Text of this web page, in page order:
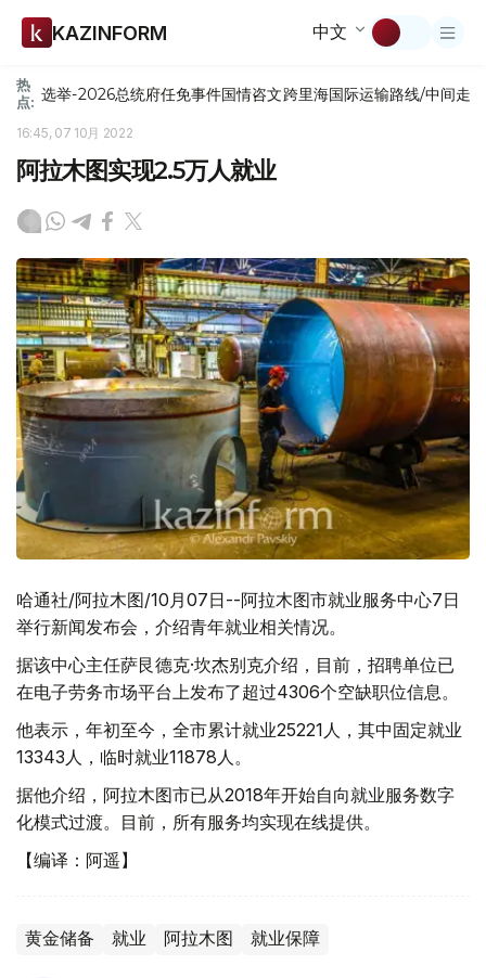
KAZINFORM 中文
热
点: 选举-2026总统府任免事件国情咨文跨里海国际运输路线/中间走廊
16:45, 07 10月 2022
阿拉木图实现2.5万人就业
哈通社/阿拉木图/10月07日--阿拉木图市就业服务中心7日
举行新闻发布会，介绍青年就业相关情况。
据该中心主任萨艮德克·坎杰别克介绍，目前，招聘单位已
在电子劳务市场平台上发布了超过4306个空缺职位信息。
他表示，年初至今，全市累计就业25221人，其中固定就业
13343人，临时就业11878人。
据他介绍，阿拉木图市已从2018年开始自向就业服务数字
化模式过渡。目前，所有服务均实现在线提供。
【编译：阿遥】
黄金储备 就业 阿拉木图 就业保障